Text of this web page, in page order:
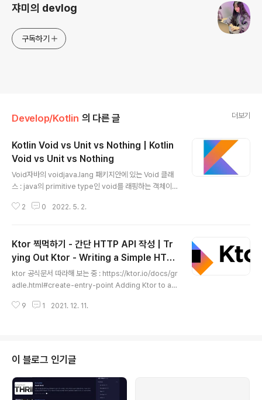
쟈미의 devlog
구독하기
Develop/Kotlin 의 다른 글 더보기
Kotlin Void vs Unit vs Nothing | Kotlin
Void vs Unit vs Nothing
Void자바의 voidjava.lang 패키지안에 있는 Void 클래
스 : java의 primitive type인 void를 래핑하는 객체이
서는 void 말고 Void를 리턴해야하는 경우가 많지 않다. :
antiable placeholder class to hold a * reference
to the {@code Class} object representing the J
ava keyword * void. * * @author unascribed *
2 0 2022. 5. 2.
Ktor 찍먹하기 - 간단 HTTP API 작성 | Tr
ying Out Ktor - Writing a Simple HTT
P API
ktor 공식문서 따라해 보는 중 : https://ktor.io/docs/gr
adle.html#create-entry-point Adding Ktor to an
: https://github.com/jyami-kim/ktor-sample 1. 서
ps://ktor.io/docs/gradle.html#create-engine-m
aina. embeddedServer package com.examplei
mpo..
9 1 2021. 12. 11.
이 블로그 인기글